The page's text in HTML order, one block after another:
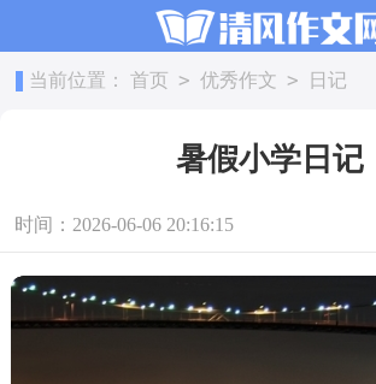
当前位置： 首页 > 优秀作文 > 日记
暑假小学日记
时间：2026-06-06 20:16:15